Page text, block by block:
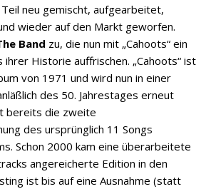
neu gemischt, aufgearbeitet,
wieder auf den Markt geworfen.
Band zu, die nun mit „Cahoots“ ein
Historie auffrischen. „Cahoots“ ist
von 1971 und wird nun in einer
des 50. Jahrestages erneut
bereits die zweite
des ursprünglich 11 Songs
Schon 2000 kam eine überarbeitete
angereicherte Edition in den
ist bis auf eine Ausnahme (statt